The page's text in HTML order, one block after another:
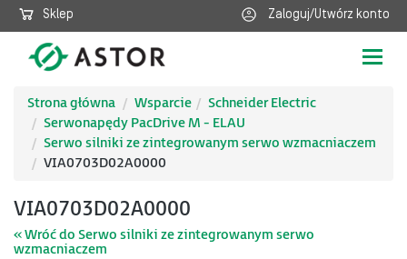
Sklep Zaloguj/Utwórz konto
Strona główna
Wsparcie
Schneider Electric
Serwonapędy PacDrive M - ELAU
Serwo silniki ze zintegrowanym serwo wzmacniaczem
VIA0703D02A0000
VIA0703D02A0000
« Wróć do Serwo silniki ze zintegrowanym serwo
wzmacniaczem